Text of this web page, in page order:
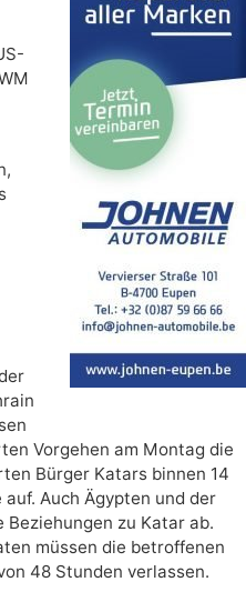
Vorgehen am Montag die
Bürger Katars binnen 14
Auch Ägypten und der
Beziehungen zu Katar ab.
müssen die betroffenen
48 Stunden verlassen.